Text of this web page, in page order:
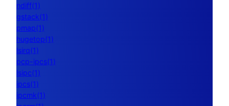
ndiff(1)
gstack(1)
pmap(1)
hugetop(1)
lsirq(1)
pcp-ipcs(1)
lsipc(1)
ipcs(1)
ipcmk(1)